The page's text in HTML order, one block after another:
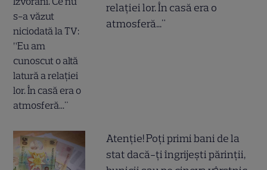
relației lor. În casă era o
atmosferă..."
Atenție! Poți primi bani de la
stat dacă-ți îngrijești părinții,